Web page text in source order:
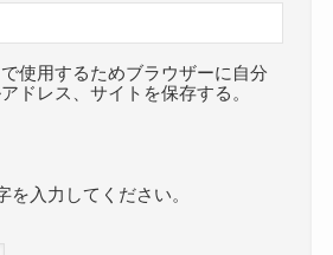
使用するためブラウザーに自分
ドレス、サイトを保存する。
を入力してください。